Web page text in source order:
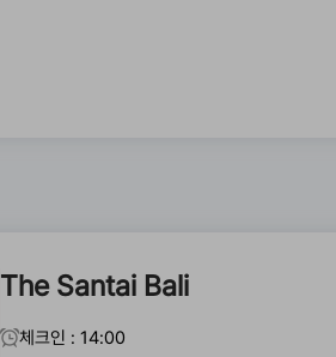
The Santai Bali
체크인 : 14:00